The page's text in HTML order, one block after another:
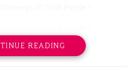
READING